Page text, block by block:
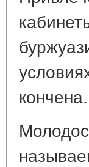
кончена.